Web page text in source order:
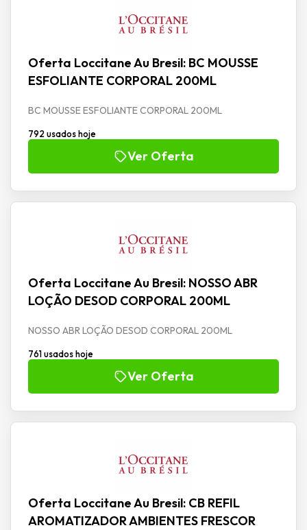
Oferta Loccitane Au Bresil: BC MOUSSE
ESFOLIANTE CORPORAL 200ML
BC MOUSSE ESFOLIANTE CORPORAL 200ML
792 usados hoje
Ver Oferta
Oferta Loccitane Au Bresil: NOSSO ABR
LOÇÃO DESOD CORPORAL 200ML
NOSSO ABR LOÇÃO DESOD CORPORAL 200ML
761 usados hoje
Ver Oferta
Oferta Loccitane Au Bresil: CB REFIL
AROMATIZADOR AMBIENTES FRESCOR